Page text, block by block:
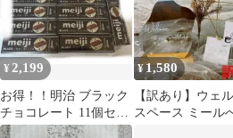
¥2,199
お得！！明治 ブラック
チョコレート 11個セッ
ト
¥1,580
【訳あり】ウェ
スペース ミール